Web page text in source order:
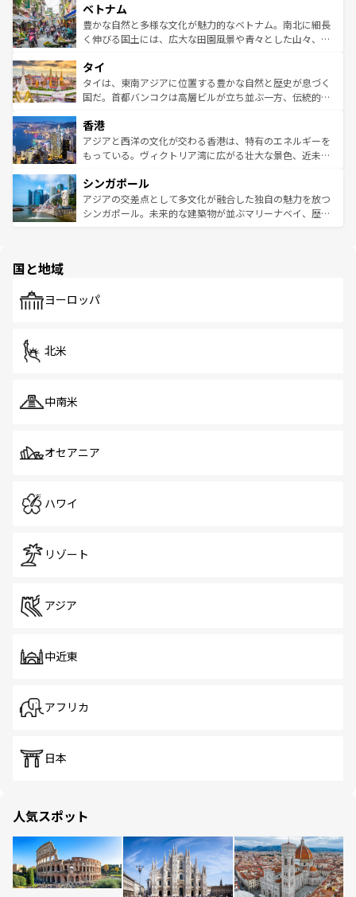
参照してほしい。
容にもいいと評判のスイーツなど、バラエティ豊かな料理
が味わえる。 なお、新着の台湾情報は コンテンツ一覧を参
照してほしい。
き、地方に足を延ばせば四季折々の自然美を楽しむことが
できる。そして、キムチや焼肉、絶品のストリートフード
まで、さまざまな韓国料理が待っている。夜には、韓国な
リティに包まれながら、韓国の多彩な魅力を心ゆくまで味
わってみてほしい。 なお、新着の韓国情報はコンテンツ一
覧を参照してほしい。
ベトナム
豊かな自然と多様な文化が魅力的なベトナム。南北に細長
く伸びる国土には、広大な田園風景や青々とした山々、世
急速な発展と共に伝統が息づく。ハノイの古い町並みやホ
ーチミン市のフランス統治時代の建物も、独特の雰囲気を
醸し出している。また、バラエティの豊かさとおいしさで
とつ。フォーやバインミー、ベトナムコーヒーなどは、ぜ
ひ現地で味わいたい。どの地域を訪れてもあたたかい人々
が旅行者を迎えてくれるので、きっと忘れられない旅にな
参照してほしい。
タイ
タイは、東南アジアに位置する豊かな自然と歴史が息づく
国だ。首都バンコクは高層ビルが立ち並ぶ一方、伝統的な
の活気が交差している。北部ではチェンマイなどの山岳地
帯で自然と触れ合い、南部ではプーケットやクラビの美し
いビーチでリゾート気分を楽しむことができる。タイ料理
激する。気候は一年中温暖で、どの季節にも異なる楽しみ
が待っている。親しみやすいタイの人々、仏教を中心とし
た文化、そして多様な観光資源が、訪れる旅人を魅了し続
香港
アジアと西洋の文化が交わる香港は、特有のエネルギーを
もっている。ヴィクトリア湾に広がる壮大な景色、近未来
み、どこを訪れても感動するはず。観光スポットが密集し
ており、効率よく見どころを回れるのも魅力。息をのむよ
うな絶景から文化的な体験まで、香港を存分に楽しみ尽く
シンガポール
アジアの交差点として多文化が融合した独自の魅力を放つ
シンガポール。未来的な建築物が並ぶマリーナベイ、歴史
で、ホーカーズは地元の風情を楽しめる外せないスポット
国と地域
ヨーロッパ
北米
中南米
オセアニア
ハワイ
リゾート
アジア
中近東
アフリカ
日本
人気スポット